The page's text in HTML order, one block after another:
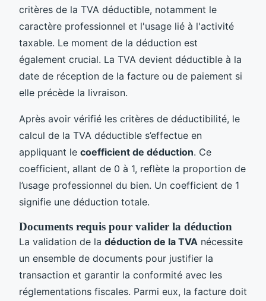
critères de la TVA déductible, notamment le
caractère professionnel et l'usage lié à l'activité
taxable. Le moment de la déduction est
également crucial. La TVA devient déductible à la
date de réception de la facture ou de paiement si
elle précède la livraison.
Après avoir vérifié les critères de déductibilité, le
calcul de la TVA déductible s’effectue en
appliquant le coefficient de déduction. Ce
coefficient, allant de 0 à 1, reflète la proportion de
l’usage professionnel du bien. Un coefficient de 1
signifie une déduction totale.
Documents requis pour valider la déduction
La validation de la déduction de la TVA nécessite
un ensemble de documents pour justifier la
transaction et garantir la conformité avec les
réglementations fiscales. Parmi eux, la facture doit